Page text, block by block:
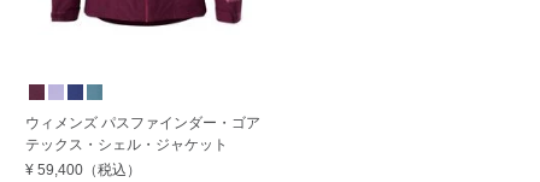
ウィメンズ パスファインダー・ゴア
テックス・シェル・ジャケット
¥ 59,400（税込）